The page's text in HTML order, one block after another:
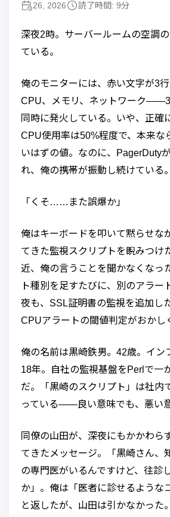
26, 2026 読了時間: 9分
深夜2時。サーバールームの空調
ている。
俺のモニターには、赤い文字が3行
CPU、メモリ、ネットワーク
同時に発火している。いや、正確
CPU使用率は50%程度で、本来な
いはずの値。なのに、PagerDuty
れ、俺の携帯が振動し続けている。
「くそ……また誤爆か」
俺はキーボードを叩いて黙らせな
てきた監視スクリプトを睨みつけ
近、俺の言うことを聞かなくなっ
ト種別を足すたびに、別のアラー
夜も、SSL証明書の監視を追加し
CPUアラートの閾値判定がおかし
俺の名前は黒崎鉄男。42歳。イン
18年。自社の監視基盤をPerlで一
だ。「黒崎のスクリプト」は社内
っている——良い意味でも、悪い意
同僚の山田が、深夜にもかかわら
てきたメッセージ。「黒崎さん、
の専門医がいるんですけど、往診
か」。俺は「医者に診せるような
と返したが、山田は引かなかった